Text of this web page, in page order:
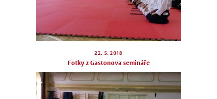
22. 5. 2018
Fotky z Gastonova semináře